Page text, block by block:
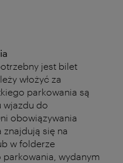
jest bilet
włożyć za
parkowania są
wjazdu do
obowiązywania
znajdują się na
w folderze
wydanym